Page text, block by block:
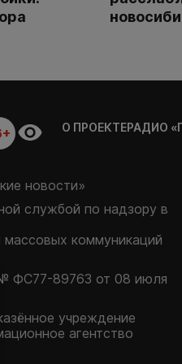
О ПРОЕКТЕРАДИО
новости»
службой по надзору в
коммуникаций
ФС77-89763 от 08 июля
учреждение
агентство